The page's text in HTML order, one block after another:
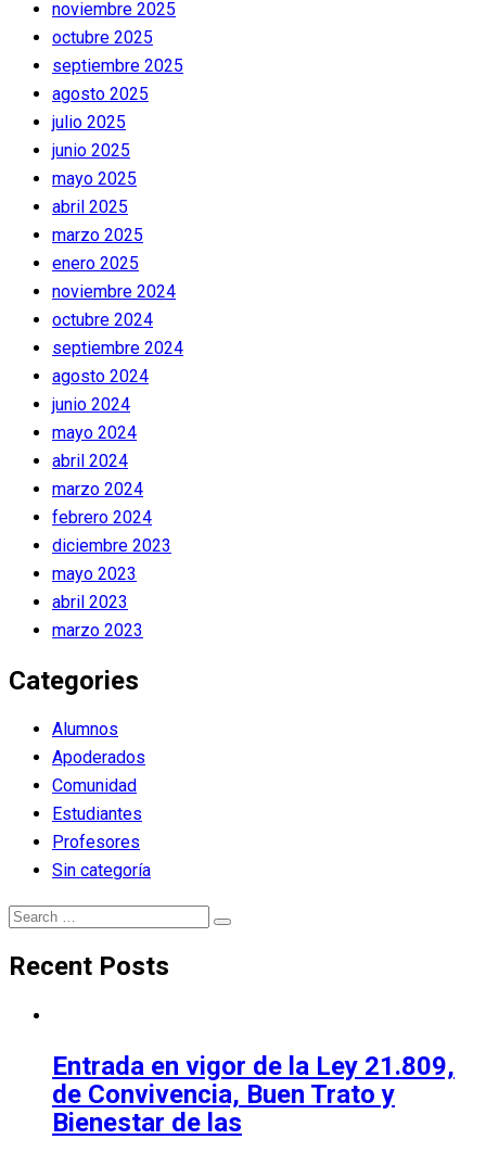
noviembre 2025
octubre 2025
septiembre 2025
agosto 2025
julio 2025
junio 2025
mayo 2025
abril 2025
marzo 2025
enero 2025
noviembre 2024
octubre 2024
septiembre 2024
agosto 2024
junio 2024
mayo 2024
abril 2024
marzo 2024
febrero 2024
diciembre 2023
mayo 2023
abril 2023
marzo 2023
Categories
Alumnos
Apoderados
Comunidad
Estudiantes
Profesores
Sin categoría
Search
Search
Recent Posts
Entrada en vigor de la Ley 21.809,
de Convivencia, Buen Trato y
Bienestar de las